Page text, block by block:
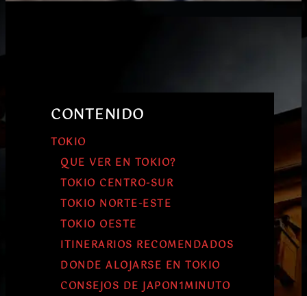
CONTENIDO
TOKIO
QUE VER EN TOKIO?
TOKIO CENTRO-SUR
TOKIO NORTE-ESTE
TOKIO OESTE
ITINERARIOS RECOMENDADOS
DONDE ALOJARSE EN TOKIO
CONSEJOS DE JAPON1MINUTO